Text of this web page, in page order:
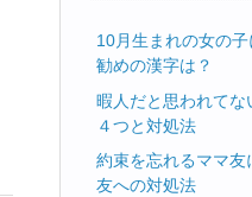
10月生まれの女の
勧めの漢字は？
暇人だと思われて
４つと対処法
約束を忘れるママ
友への対処法